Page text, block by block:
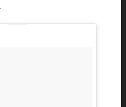
.